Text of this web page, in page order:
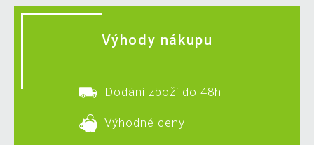
Výhody nákupu
Dodání zboží do 48h
Výhodné ceny